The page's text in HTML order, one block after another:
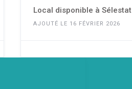
Local disponible à Sélestat
AJOUTÉ LE 16 FÉVRIER 2026